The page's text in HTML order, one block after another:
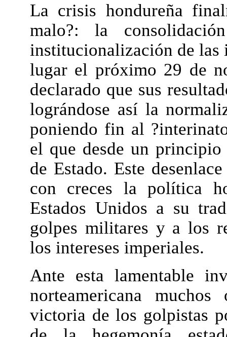
La crisis hondureña
malo?: la
institucionalización de las
lugar el próximo 29 de
declarado que sus
lográndose así la
poniendo fin al
el que desde un
de Estado. Este
con creces la política
Estados Unidos a su
golpes militares y a los
los intereses imperiales.
Ante esta lamentable
norteamericana
victoria de los golpistas